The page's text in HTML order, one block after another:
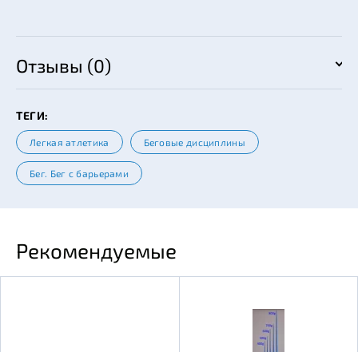
Отзывы (0)
ТЕГИ:
Легкая атлетика Беговые дисциплины
Бег. Бег с барьерами
Рекомендуемые